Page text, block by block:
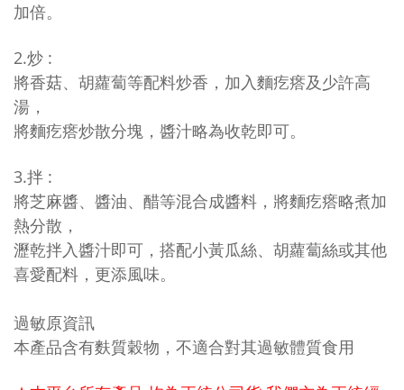
加倍。
2.炒 :
將香菇、胡蘿蔔等配料炒香，加入麵疙瘩及少許高
湯，
將麵疙瘩炒散分塊，醬汁略為收乾即可。
3.拌 :
將芝麻醬、醬油、醋等混合成醬料，將麵疙瘩略煮加
熱分散，
瀝乾拌入醬汁即可，搭配小黃瓜絲、胡蘿蔔絲或其他
喜愛配料，更添風味。
過敏原資訊
本產品含有麩質穀物，不適合對其過敏體質食用